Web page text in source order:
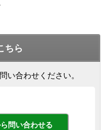
ちら
い合わせください。
問い合わせる